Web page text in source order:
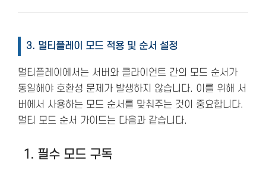
3. 멀티플레이 모드 적용 및 순서 설정
멀티플레이에서는 서버와 클라이언트 간의 모드 순서가
동일해야 호환성 문제가 발생하지 않습니다. 이를 위해 서
버에서 사용하는 모드 순서를 맞춰주는 것이 중요합니다.
멀티 모드 순서 가이드는 다음과 같습니다.
1. 필수 모드 구독